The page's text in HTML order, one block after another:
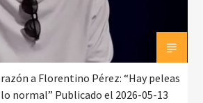
a Florentino Pérez: “Hay peleas
normal” Publicado el 2026-05-13